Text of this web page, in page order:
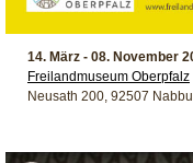
14. März - 08. November
Freilandmuseum Oberpfalz
Neusath 200, 92507